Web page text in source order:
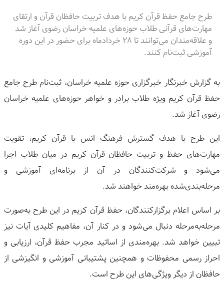
طرح جامع حفظ قرآن کریم با هدف تربیت حافظان قرآن و ارتقای
مهارت‌های قرآنی طلاب حوزه‌های علمیه خراسان رضوی آغاز شد
و علاقه‌مندان می‌توانند تا ۲۸ خردادماه برای حضور در این دوره
آموزشی ثبت‌نام کنند.
به گزارش خبرنگار خبرگزاری حوزه علمیه خراسان، ثبت‌نام طرح جامع
حفظ قرآن کریم ویژه طلاب برادر و خواهر حوزه‌های علمیه خراسان
رضوی آغاز شد.
این طرح با هدف گسترش فرهنگ انس با قرآن کریم، تقویت
مهارت‌های حفظ و تربیت حافظان قرآن کریم در میان طلاب اجرا
می‌شود و شرکت‌کنندگان در آن از برنامه‌ای آموزشی و
مرحله‌بندی‌شده بهره‌مند خواهند شد.
بر اساس اعلام برگزارکنندگان، حفظ قرآن کریم در این طرح به‌صورت
مرحله‌به‌مرحله دنبال می‌شود و در کنار آن، مفاهیم کلیدی آیات نیز
تبیین خواهد شد. بهره‌مندی از اساتید مجرب حفظ قرآن، ارزیابی و
احراز رسمی محفوظات و همچنین پشتیبانی آموزشی و انگیزشی از
حافظان از دیگر ویژگی‌های این طرح است.